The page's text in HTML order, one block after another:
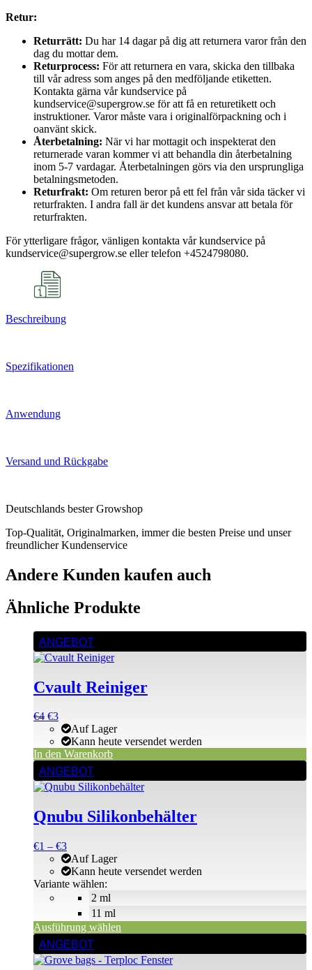
Retur:
Returrätt: Du har 14 dagar på dig att returnera varor från den
dag du mottar dem.
Returprocess: För att returnera en vara, skicka den tillbaka
till vår adress som anges på den medföljande etiketten.
Kontakta gärna vår kundservice på
kundservice@supergrow.se för att få en returetikett och
instruktioner. Varor måste vara i originalförpackning och i
oanvänt skick.
Återbetalning: När vi har mottagit och inspekterat den
returnerade varan kommer vi att behandla din återbetalning
inom 5-7 vardagar. Återbetalningen görs via den ursprungliga
betalningsmetoden.
Returfrakt: Om returen beror på ett fel från vår sida täcker vi
returfrakten. I andra fall är det kundens ansvar att betala för
returfrakten.
För ytterligare frågor, vänligen kontakta vår kundservice på
kundservice@supergrow.se eller telefon +4524798080.
Beschreibung
Spezifikationen
Anwendung
Versand und Rückgabe
Deutschlands bester Growshop
Top-Qualität, Originalmarken, immer die besten Preise und unser
freundlicher Kundenservice
Andere Kunden kaufen auch
Ähnliche Produkte
ANGEBOT
Cvault Reiniger
Ursprünglicher
Preis
war:
€4
€4Aktueller
Preis
ist:
€4.
€3
Auf Lager
Kann heute versendet werden
In den Warenkorb
ANGEBOT
Qnubu Silikonbehälter
€1 – €3Preisspanne:
€1
bis
€3
2 ml
11 ml
Auf Lager
Kann heute versendet werden
Variante wählen:
Ausführung wählen
Dieses
Produkt
weist
Varianten
auf.
Die
Optionen
können
auf
der
Produktseite
werden
ANGEBOT
Dieses
Produkt
weist